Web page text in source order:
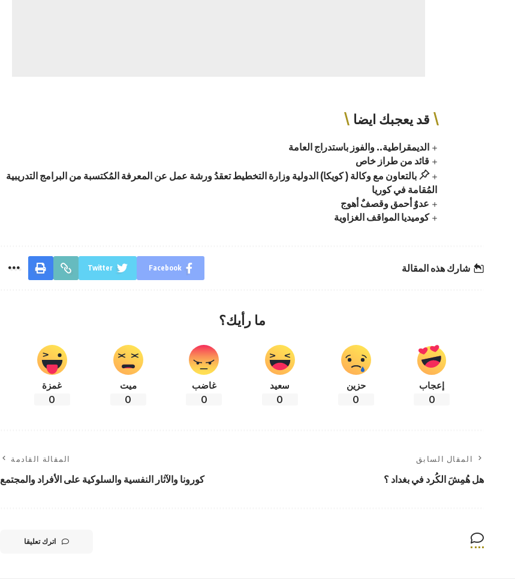
قد يعجبك ايضا
الديمقراطية.. والفوز باستدراج العامة
قائد من طراز خاص
بالتعاون مع وكالة ( كويكا) الدولية وزارة التخطيط تعقدُ ورشة عمل عن المعرفة المُكتسبة من البرامج التدريبية
المُقامة في كوريا
عدوٌ أحمق وقصفٌ أهوج
كوميديا المواقف الغزاوية
شارك هذه المقالة Facebook
Twitter
ما رأيك؟
إعجاب
0
حزين
0
سعيد
0
غاضب
0
ميت
0
غمزة
0
المقال السابق
هل هُمِشَ الكُرد في بغداد ؟
المقالة القادمة
كورونا والآثار النفسية والسلوكية على الأفراد والمجتمع
اترك تعليقا